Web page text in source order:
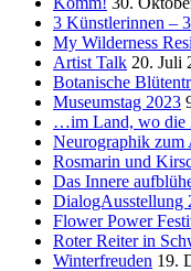
3 Künstlerinnen –
My Wilderness
Artist Talk 20. Juli
Botanische
Museumstag 2023
…im Land, wo die
Neurographik zum
Rosmarin und
Das Innere
DialogAusstellung
Flower Power
Roter Reiter in
Winterfreuden 19.